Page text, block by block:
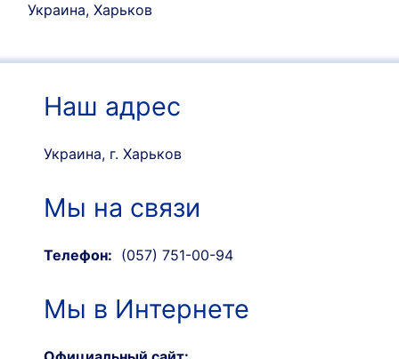
Украина, Харьков
Наш адрес
Украина, г. Харьков
Мы на связи
Телефон: (057) 751-00-94
Мы в Интернете